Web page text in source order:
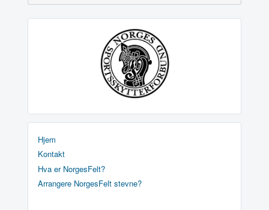
Hjem
Kontakt
Hva er NorgesFelt?
Arrangere NorgesFelt stevne?